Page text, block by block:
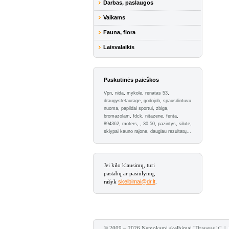
Darbas, paslaugos
Vaikams
Fauna, flora
Laisvalaikis
Paskutinės paieškos
Vpn, nida, mykole, renatas 53,
draugystetaurage, godojob, spausdintuvu
nuoma, papildai sportui, zbiga,
bromazolam, fdck, nitazene, fenta,
894362, moters, , 30 50, pazintys, silute,
sklypai kauno rajone, daugiau rezultatų...
Jei kilo klausimų, turi
pastabų ar pasiūlymų,
rašyk skelbimai@dr.lt